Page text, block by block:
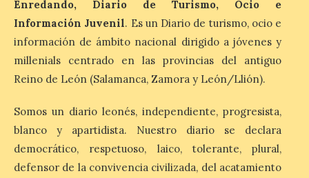
La Bañeza inicia sus
fiestas con el pregón a
cargo de Arturo Martínez
Matilla
El Ayuntamiento de La
Bañeza designa a Arturo
Martínez Matilla como
Enredando, Diario de Turismo, Ocio e
Información Juvenil. Es un Diario de turismo, ocio e
información de ámbito nacional dirigido a jóvenes y
millenials centrado en las provincias del antiguo
Reino de León (Salamanca, Zamora y León/Llión).
Somos un diario leonés, independiente, progresista,
blanco y apartidista. Nuestro diario se declara
democrático, respetuoso, laico, tolerante, plural,
defensor de la convivencia civilizada, del acatamiento